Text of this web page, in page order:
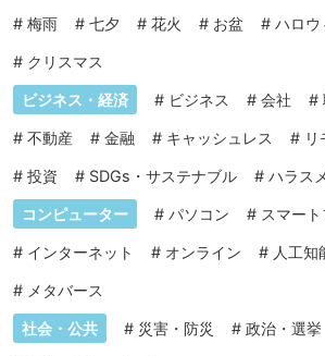
# 梅雨 # 七夕 # 花火 # お盆 # ハロウ
# クリスマス
ビジネス・経済 # ビジネス # 会社 #
# 不動産 # 金融 # キャッシュレス #
# 投資 # SDGs・サステナブル # ハラス
コンピューター # パソコン # スマー
# インターネット # オンライン # 人工知
# メタバース
社会・公共 # 災害・防災 # 政治・選挙